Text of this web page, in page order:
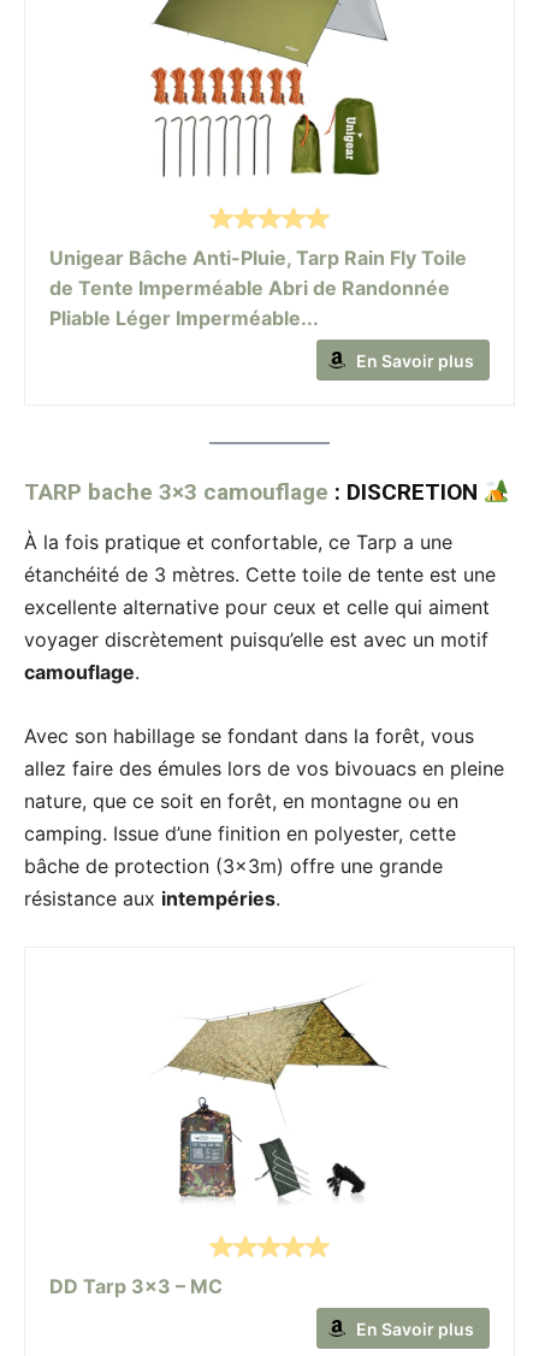
Unigear Bâche Anti-Pluie, Tarp Rain Fly Toile
de Tente Imperméable Abri de Randonnée
Pliable Léger Imperméable...
En Savoir plus
TARP bache 3×3 camouflage : DISCRETION
À la fois pratique et confortable, ce Tarp a une
étanchéité de 3 mètres. Cette toile de tente est une
excellente alternative pour ceux et celle qui aiment
voyager discrètement puisqu’elle est avec un motif
camouflage.
Avec son habillage se fondant dans la forêt, vous
allez faire des émules lors de vos bivouacs en pleine
nature, que ce soit en forêt, en montagne ou en
camping. Issue d’une finition en polyester, cette
bâche de protection (3x3m) offre une grande
résistance aux intempéries.
DD Tarp 3x3 – MC
En Savoir plus